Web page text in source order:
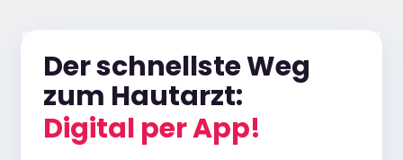
Der schnellste Weg
zum Hautarzt:
Digital per App!